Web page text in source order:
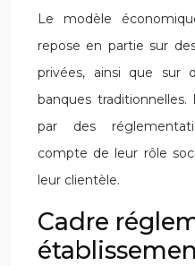
Le modèle
repose en partie sur
privées, ainsi que sur
banques
par des
compte de leur rôle
leur clientèle.
Cadre